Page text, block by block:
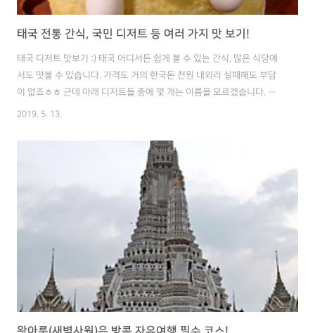
태국 전통 간식, 국민 디저트 등 여러 가지 맛 보기!
태국 디저트 맛보기 :) 태국 어디서든 쉽게 볼 수 있는 간식, 많은 식당에
서도 맛볼 수 있습니다. 가격도 거의 한국돈 천원 내외라 실패해도 부담
이 없죠ㅎㅎ 근데 아래 디저트들 중에 몇 개는 이름을 모르겠습니다. 일
단 맛이랑 사진을 먼저 공유드리겠습니다. 대부분 맛 차이가 크지는 않기
음, 두유, 튀긴 과자에 설탕 등등 고소하면서 달다. 당도가 높지 않아 거부
감은 없지만, 반대로 조금은 싱거울 수 있다. (약 추천) 저렴하니 더울 때
한 번 먹어봐도 될 정도?ㅋ 흑설탕 디저트 이름은 카오 쿠아이(?), 얼음,
흑설탕 젤리, 흑설탕을 뿌려주는 간식인데, 솔직히 말씀드리면 비추천.
단, 흑설탕 맛을 그대로 느끼고 싶으신 분들에겐 추천. ..
2019. 5. 13.